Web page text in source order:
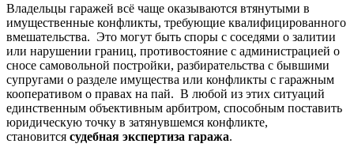
Владельцы гаражей всё чаще оказываются втянутыми в
имущественные конфликты, требующие квалифицированного
вмешательства. Это могут быть споры с соседями о залитии
или нарушении границ, противостояние с администрацией о
сносе самовольной постройки, разбирательства с бывшими
супругами о разделе имущества или конфликты с гаражным
кооперативом о правах на пай. В любой из этих ситуаций
единственным объективным арбитром, способным поставить
юридическую точку в затянувшемся конфликте,
становится судебная экспертиза гаража.